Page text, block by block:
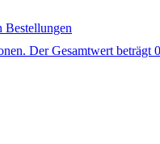
Bestellungen
Der Gesamtwert beträgt